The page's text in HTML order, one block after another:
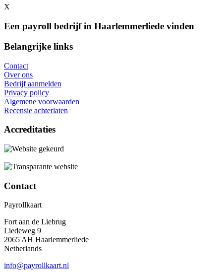
X
Een payroll bedrijf in Haarlemmerliede vinden
Belangrijke links
Contact
Over ons
Bedrijf aanmelden
Privacy policy
Algemene voorwaarden
Recensie achterlaten
Accreditaties
Contact
Payrollkaart
Fort aan de Liebrug
Liedeweg 9
2065 AH Haarlemmerliede
Netherlands
info@payrollkaart.nl